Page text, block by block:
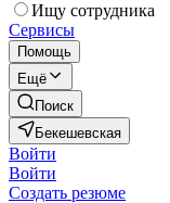
Ищу сотрудника
Сервисы
Помощь
Ещё
Поиск
Бекешевская
Войти
Войти
Создать резюме